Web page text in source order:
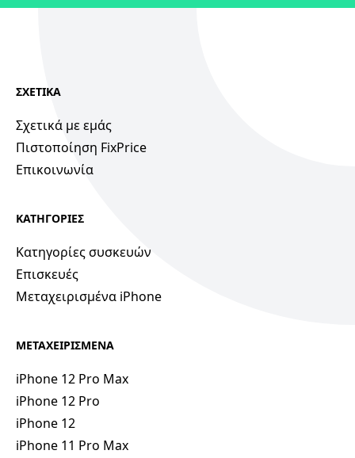
ΣΧΕΤΙΚΑ
Σχετικά με εμάς
Πιστοποίηση FixPrice
Επικοινωνία
ΚΑΤΗΓΟΡΙΕΣ
Κατηγορίες συσκευών
Επισκευές
Μεταχειρισμένα iPhone
ΜΕΤΑΧΕΙΡΙΣΜΕΝΑ
iPhone 12 Pro Max
iPhone 12 Pro
iPhone 12
iPhone 11 Pro Max